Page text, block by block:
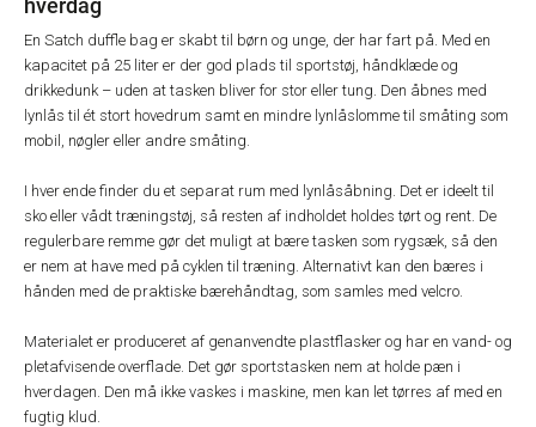
En Satch duffle bag er skabt til børn og unge, der har fart på. Med en
kapacitet på 25 liter er der god plads til sportstøj, håndklæde og
drikkedunk – uden at tasken bliver for stor eller tung. Den åbnes med
lynlås til ét stort hovedrum samt en mindre lynlåslomme til småting som
mobil, nøgler eller andre småting.
I hver ende finder du et separat rum med lynlåsåbning. Det er ideelt til
sko eller vådt træningstøj, så resten af indholdet holdes tørt og rent. De
regulerbare remme gør det muligt at bære tasken som rygsæk, så den
er nem at have med på cyklen til træning. Alternativt kan den bæres i
hånden med de praktiske bærehåndtag, som samles med velcro.
Materialet er produceret af genanvendte plastflasker og har en vand- og
pletafvisende overflade. Det gør sportstasken nem at holde pæn i
hverdagen. Den må ikke vaskes i maskine, men kan let tørres af med en
fugtig klud.